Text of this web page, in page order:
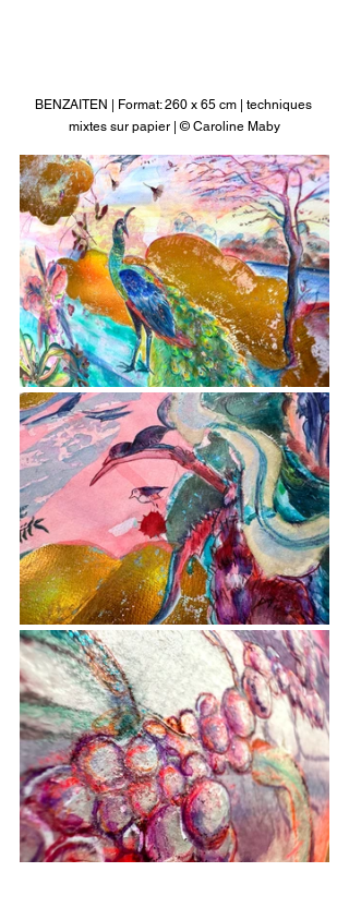
BENZAITEN | Format: 260 x 65 cm | techniques
mixtes sur papier | © Caroline Maby